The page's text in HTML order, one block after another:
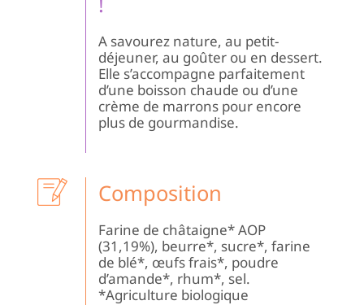
A savourez nature, au petit-
déjeuner, au goûter ou en dessert.
Elle s’accompagne parfaitement
d’une boisson chaude ou d’une
crème de marrons pour encore
plus de gourmandise.
Composition
Farine de châtaigne* AOP
(31,19%), beurre*, sucre*, farine
de blé*, œufs frais*, poudre
d’amande*, rhum*, sel.
*Agriculture biologique